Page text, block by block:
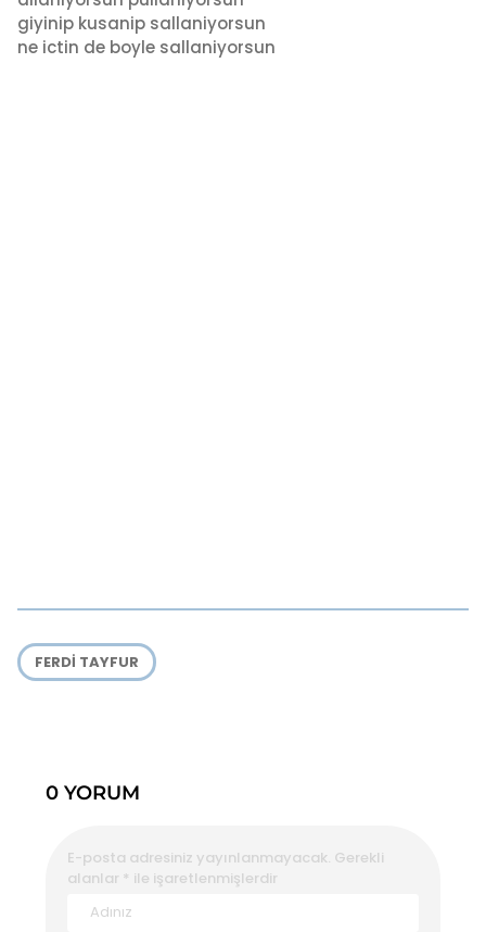
giyinip kusanip sallaniyorsun
ne ictin de boyle sallaniyorsun
FERDI TAYFUR
0 YORUM
E-posta adresiniz yayınlanmayacak. Gerekli
alanlar * ile işaretlenmişlerdir